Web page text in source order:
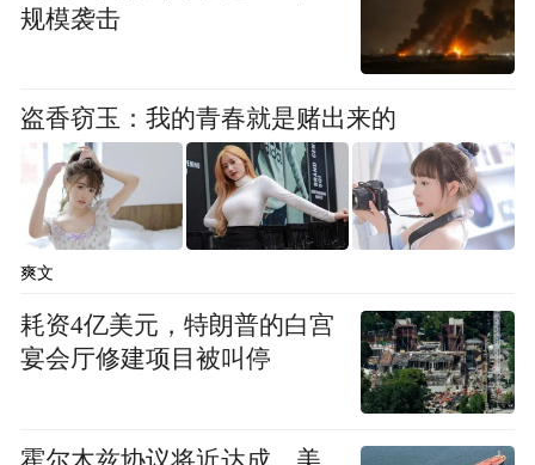
民警耐心地向孟女士剖析骗局套路
并指导孟女士夫妇安装国家反诈中心APP
“多亏你们来得及时，不然真要被吓懵了！”
孟女士后怕不已
规模袭击
盗香窃玉：我的青春就是赌出来的
爽文
耗资4亿美元，特朗普的白宫
宴会厅修建项目被叫停